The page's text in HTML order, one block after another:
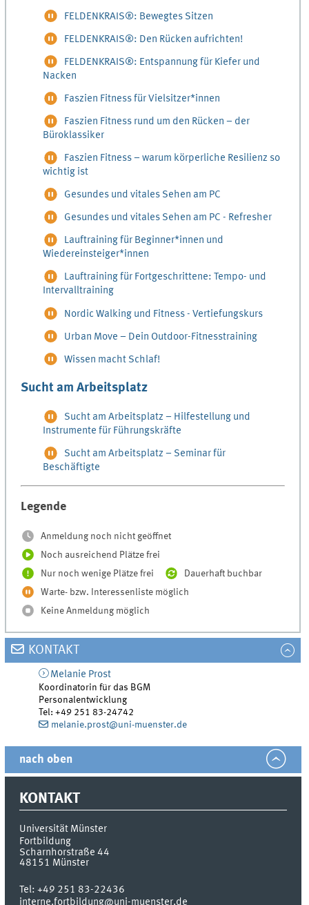
FELDENKRAIS®: Bewegtes Sitzen
FELDENKRAIS®: Den Rücken aufrichten!
FELDENKRAIS®: Entspannung für Kiefer und
Nacken
Faszien Fitness für Vielsitzer*innen
Faszien Fitness rund um den Rücken – der
Büroklassiker
Faszien Fitness – warum körperliche Resilienz so
wichtig ist
Gesundes und vitales Sehen am PC
Gesundes und vitales Sehen am PC - Refresher
Lauftraining für Beginner*innen und
Wiedereinsteiger*innen
Lauftraining für Fortgeschrittene: Tempo- und
Intervalltraining
Nordic Walking und Fitness - Vertiefungskurs
Urban Move – Dein Outdoor-Fitnesstraining
Wissen macht Schlaf!
Sucht am Arbeitsplatz
Sucht am Arbeitsplatz – Hilfestellung und
Instrumente für Führungskräfte
Sucht am Arbeitsplatz – Seminar für
Beschäftigte
Legende
Anmeldung noch nicht geöffnet
Noch ausreichend Plätze frei
Nur noch wenige Plätze frei
Dauerhaft buchbar
Warte- bzw. Interessenliste möglich
Keine Anmeldung möglich
KONTAKT
Melanie Prost
Koordinatorin für das BGM
Personalentwicklung
Tel:+49 251 83-24742
melanie.prost@uni-muenster.de
nach oben
KONTAKT
Universität Münster
Fortbildung
Scharnhorstraße 44
48151 Münster
Tel:+49 251 83-22436
interne.fortbildung@uni-muenster.de